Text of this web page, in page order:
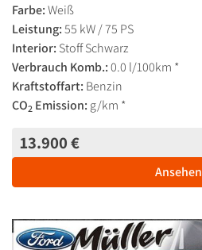
Farbe:Weiß
Leistung:55 kW / 75 PS
Interior: Stoff Schwarz
Verbrauch Komb.:0.0 l/100km *
Kraftstoffart: Benzin
CO2 Emission: g/km *
13.900 €
Ansehen